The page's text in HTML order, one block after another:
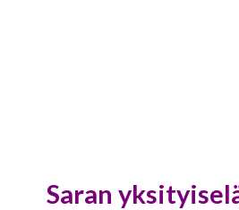
Saran